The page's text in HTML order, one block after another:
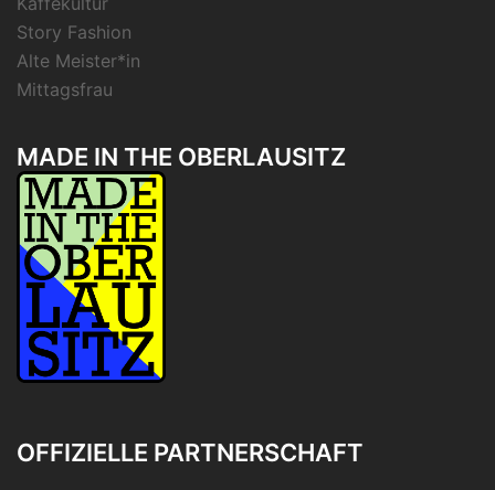
Story Fashion
Alte Meister*in
Mittagsfrau
MADE IN THE OBERLAUSITZ
OFFIZIELLE PARTNERSCHAFT